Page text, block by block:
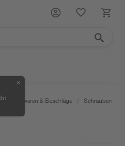
✕
/ Eisenwaren & Beschläge / Schrauben